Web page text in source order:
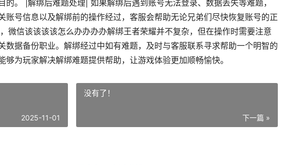
的。 |解绑后难题处理| 如果解绑后遇到账号无法登录、数据丢失等难题，
账号信息以及解绑前的操作经过，客服会帮助无论兄弟们尽快恢复账号的正
微信该该该该怎么办办办办解绑王者荣耀并不复杂，但在操作时需要注意
数据备份职业。解绑经过中如有难题，及时与客服联系寻求帮助一个明智的
为玩家解决解绑难题提供帮助，让游戏体验更加顺畅愉快。
2025-11-01
没有了！
下一篇 »